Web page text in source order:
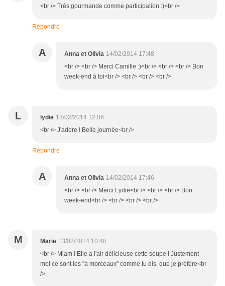
<br /> Très gourmande comme participation :)<br />
Répondre
A Anna et Olivia 14/02/2014 17:48
<br /> <br /> Merci Camille :)<br /> <br /> <br /> Bon
week-end à toi<br /> <br /> <br /> <br />
L lydie 13/02/2014 12:06
<br /> J'adore ! Belle journée<br />
Répondre
A Anna et Olivia 14/02/2014 17:46
<br /> <br /> Merci Lydie<br /> <br /> <br /> Bon
week-end<br /> <br /> <br /> <br />
M Marie 13/02/2014 10:48
<br /> Miam ! Elle a l'air délicieuse cette soupe ! Justement
moi ce sont les "à morceaux" comme tu dis, que je préfère<br
/>